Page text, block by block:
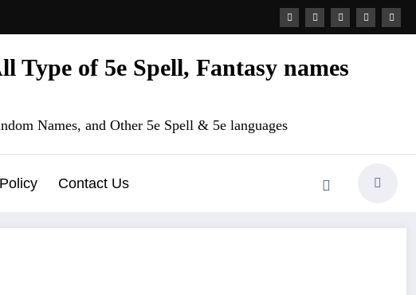
Type of 5e Spell, Fantasy names
Names, and Other 5e Spell & 5e languages
Contact Us